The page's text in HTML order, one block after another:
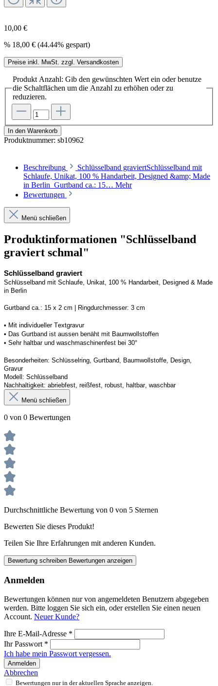
10,00 €
% 18,00 € (44.44% gespart)
Preise inkl. MwSt. zzgl. Versandkosten
Produkt Anzahl: Gib den gewünschten Wert ein oder benutze
die Schaltflächen um die Anzahl zu erhöhen oder zu
reduzieren.
In den Warenkorb
Produktnummer: sb10962
Beschreibung
Schlüsselband graviertSchlüsselband mit
Schlaufe, Unikat, 100 % Handarbeit, Designed &amp; Made
in Berlin Gurtband ca.: 15… Mehr
Bewertungen
Menü schließen
Produktinformationen "Schlüsselband
graviert schmal"
Schlüsselband graviert
Schlüsselband mit Schlaufe, Unikat, 100 % Handarbeit, Designed & Made
in Berlin
Gurtband ca.: 15 x 2 cm | Ringdurchmesser: 3 cm
• Mit individueller Textgravur
• Das Gurtband ist aussen benäht mit Baumwollstoffen
• Sehr haltbar und waschmaschinenfest bei 30°
Besonderheiten: Schlüsselring, Gurtband, Baumwollstoffe, Design,
Gravur
Modell: Schlüsselband
Nachhaltigkeit: abriebfest, reißfest, robust, haltbar, waschbar
Menü schließen
0 von 0 Bewertungen
Durchschnittliche Bewertung von 0 von 5 Sternen
Bewerten Sie dieses Produkt!
Teilen Sie Ihre Erfahrungen mit anderen Kunden.
Bewertung schreiben Bewertungen anzeigen
Anmelden
Bewertungen können nur von angemeldeten Benutzern abgegeben
werden. Bitte loggen Sie sich ein, oder erstellen Sie einen neuen
Account. Neuer Kunde?
Ihre E-Mail-Adresse *
Ihr Passwort *
Ich habe mein Passwort vergessen.
Anmelden
Abbrechen
Bewertungen nur in der aktuellen Sprache anzeigen.